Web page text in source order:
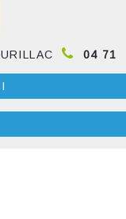
04 71